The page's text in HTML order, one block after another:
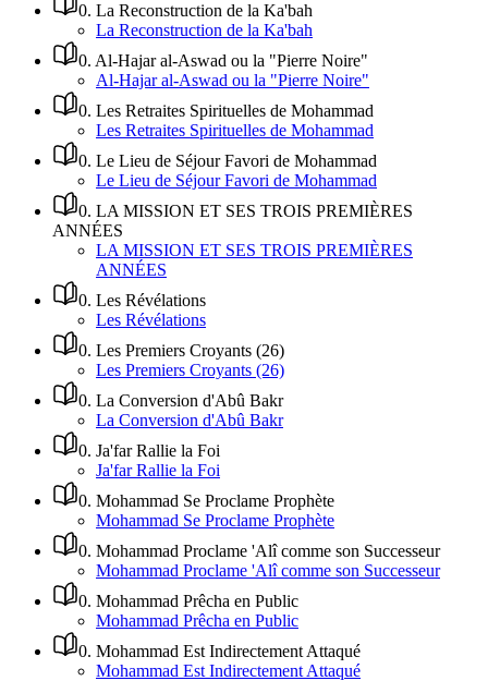
0. La Reconstruction de la Ka'bah
La Reconstruction de la Ka'bah
0. Al-Hajar al-Aswad ou la "Pierre Noire"
Al-Hajar al-Aswad ou la "Pierre Noire"
0. Les Retraites Spirituelles de Mohammad
Les Retraites Spirituelles de Mohammad
0. Le Lieu de Séjour Favori de Mohammad
Le Lieu de Séjour Favori de Mohammad
0. LA MISSION ET SES TROIS PREMIÈRES
ANNÉES
LA MISSION ET SES TROIS PREMIÈRES
ANNÉES
0. Les Révélations
Les Révélations
0. Les Premiers Croyants (26)
Les Premiers Croyants (26)
0. La Conversion d'Abû Bakr
La Conversion d'Abû Bakr
0. Ja'far Rallie la Foi
Ja'far Rallie la Foi
0. Mohammad Se Proclame Prophète
Mohammad Se Proclame Prophète
0. Mohammad Proclame 'Alî comme son Successeur
Mohammad Proclame 'Alî comme son Successeur
0. Mohammad Prêcha en Public
Mohammad Prêcha en Public
0. Mohammad Est Indirectement Attaqué
Mohammad Est Indirectement Attaqué